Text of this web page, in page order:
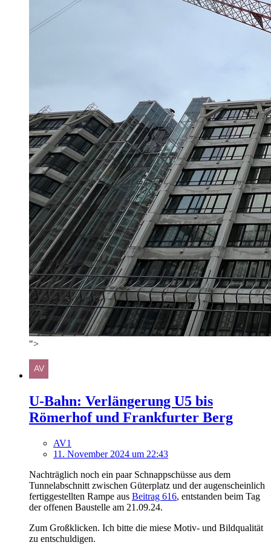
">
U-Bahn: Verlängerung U5 bis
Römerhof und Frankfurter Berg
AV1
11. November 2024 um 22:43
Nachträglich noch ein paar Schnappschüsse aus dem
Tunnelabschnitt zwischen Güterplatz und der augenscheinlich
fertiggestellten Rampe aus Beitrag 616, entstanden beim Tag
der offenen Baustelle am 21.09.24.
Zum Großklicken. Ich bitte die miese Motiv- und Bildqualität
zu entschuldigen.